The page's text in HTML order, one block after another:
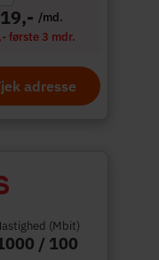
/md.
første 3 mdr.
adresse
(Mbit)
/ 100